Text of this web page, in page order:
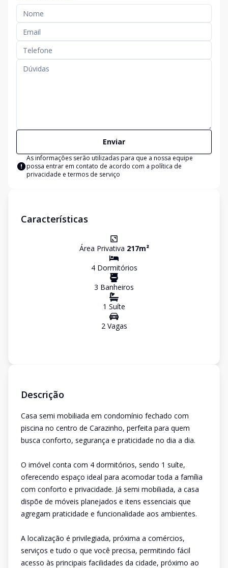
Enviar
As informações serão utilizadas para que a nossa equipe
possa entrar em contato de acordo com a política de
privacidade e termos de serviço
Características
Área Privativa 217m²
4Dormitórios
3 Banheiros
1 Suíte
2Vagas
Descrição
Casa semi mobiliada em condomínio fechado com
piscina no centro de Carazinho, perfeita para quem
busca conforto, segurança e praticidade no dia a dia.
O imóvel conta com 4 dormitórios, sendo 1 suíte,
oferecendo espaço ideal para acomodar toda a família
com conforto e privacidade. Já semi mobiliada, a casa
dispõe de móveis planejados e itens essenciais que
agregam praticidade e funcionalidade aos ambientes.
A localização é privilegiada, próxima a comércios,
serviços e tudo o que você precisa, permitindo fácil
acesso às principais facilidades da cidade, próximo ao